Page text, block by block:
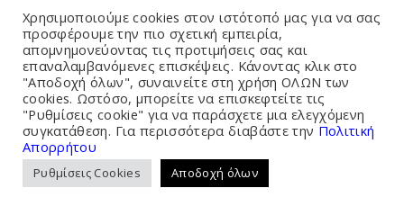
reserved. Powered by
PlexusCore
Όροι και Προϋποθέσεις
Χρησιμοποιούμε cookies στον ιστότοπό μας για να σας
προσφέρουμε την πιο σχετική εμπειρία,
απομνημονεύοντας τις προτιμήσεις σας και
επαναλαμβανόμενες επισκέψεις. Κάνοντας κλικ στο
"Αποδοχή όλων", συναινείτε στη χρήση ΟΛΩΝ των
cookies. Ωστόσο, μπορείτε να επισκεφτείτε τις
"Ρυθμίσεις cookie" για να παράσχετε μια ελεγχόμενη
συγκατάθεση. Για περισσότερα διαβάστε την Πολιτική
Απορρήτου
Ρυθμίσεις Cookies Αποδοχή όλων